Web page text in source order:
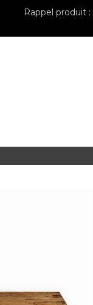
Rappel produit :